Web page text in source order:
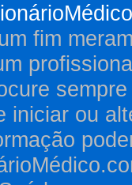
fim
iniciar ou